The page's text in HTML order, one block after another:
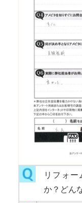
リフォ
か？どん